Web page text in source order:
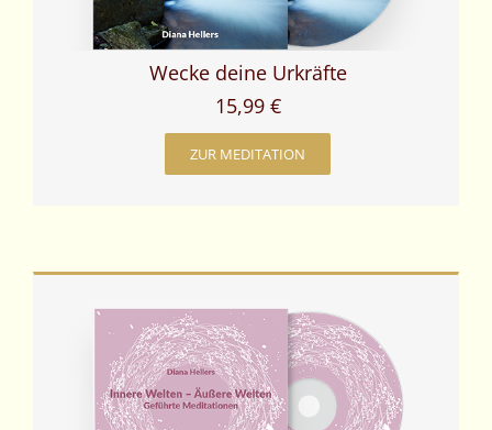
Wecke deine Urkräfte
15,99 €
ZUR MEDITATION